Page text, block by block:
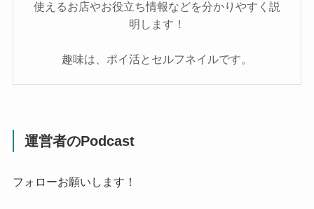
使えるお店やお役立ち情報などを分かりやすく説
明します！
趣味は、ポイ活とセルフネイルです。
運営者のPodcast
フォローお願いします！